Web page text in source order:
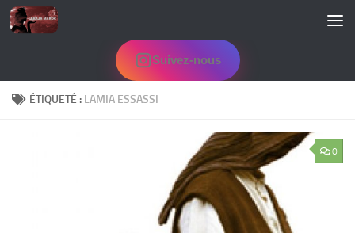
Skip to content
Suivez-nous
ÉTIQUETÉ : LAMIA ESSASSI
0